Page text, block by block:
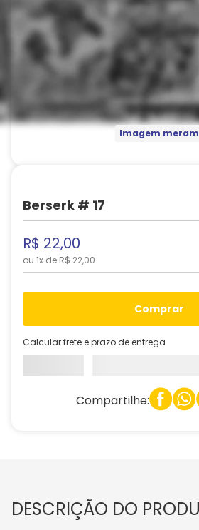
Imagem
Berserk # 17
R$ 22,00
ou 1x de R$ 22,00
comprar
Calcular frete e prazo de entrega
Compartilhe:
DESCRIÇÃO DO